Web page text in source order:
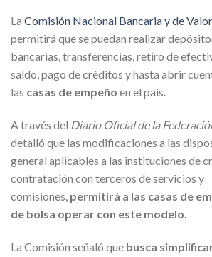
La Comisión Nacional Bancaria y de
permitirá que se puedan realizar
bancarias, transferencias, retiro de
saldo, pago de créditos y hasta abrir
las casas de empeño en el país.
A través del Diario Oficial de la
detalló que las modificaciones a las
general aplicables a las instituciones de
contratación con terceros de servicios y
comisiones, permitirá a las casas de
de bolsa operar con este modelo.
La Comisión señaló que busca